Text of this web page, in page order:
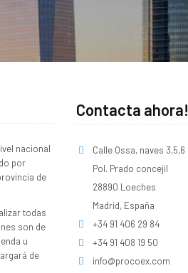
nacional
por
de
todas
son de
u
de
Contacta ahora!
Calle Ossa, naves 3,5,6
Pol. Prado concejil
28890 Loeches
Madrid, España
+34 91 406 29 84
+34 91 408 19 50
info@procoex.com